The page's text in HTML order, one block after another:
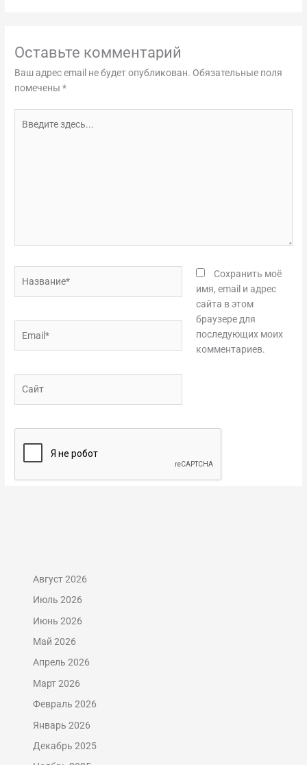
Оставьте комментарий
Ваш адрес email не будет опубликован. Обязательные поля
помечены*
здесь...
Сохранить моё
имя, email и адрес
сайта в этом
браузере для
последующих моих
комментариев.
Август 2026
Июль 2026
Июнь 2026
Май 2026
Апрель 2026
Март 2026
Февраль 2026
Январь 2026
Декабрь 2025